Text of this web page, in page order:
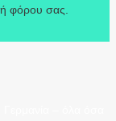
φόρου σας.